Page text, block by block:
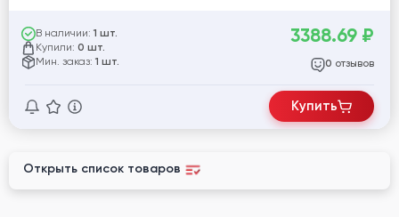
В наличии: 1 шт.
Купили: 0 шт.
Мин. заказ: 1 шт.
3388.69 ₽
0 отзывов
Купить
Открыть список товаров